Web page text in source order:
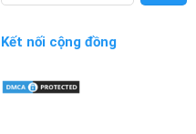
Kết nối cộng đồng